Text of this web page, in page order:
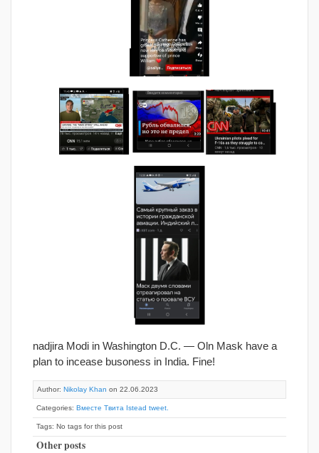
nadjira Modi in Washington D.C. — Oln Mask have a
plan to incease busoness in India. Fine!
Author: Nikolay Khan on 22.06.2023
Categories: Вместе Твита Istead tweet.
Tags: No tags for this post
Other posts